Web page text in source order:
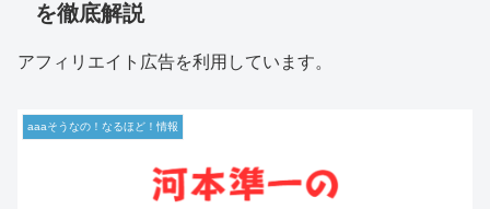
を徹底解説
アフィリエイト広告を利用しています。
aaaそうなの！なるほど！情報